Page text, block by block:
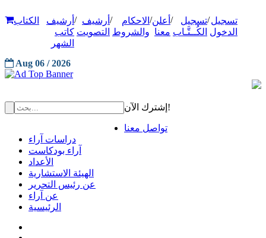
تسجيل
الدخول
/تسجيل
الكُــتَّـاب
/ أعلن
معنا
/ الاحكام
والشروط
/ أرشيف
التصويت
/ أرشيف
كاتب
الشهر
الكتاب
Aug 06 / 2026
إشترك الآن!
تواصل معنا
دراسات آراء
آراء بودكاست
الأعداد
الهيئة الاستشارية
عن رئيس التحرير
عن آراء
الرئيسية